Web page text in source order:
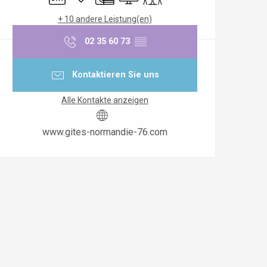
+ 10 andere Leistung(en)
02 35 60 73 ▒▒
Kontaktieren Sie uns
Alle Kontakte anzeigen
www.gites-normandie-76.com